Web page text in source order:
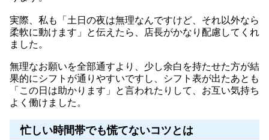
実際、私も「土日の夜は無理なんですけど、それ以外なら
柔軟に動けます」と伝えたら、店長がかなり配慮してくれ
ました。
無理なお願いを全部通すより、少し余白を持たせた方が結
果的にシフトが通りやすいですし、シフト表が出たあとも
「この日は助かります」と言われたりして、お互い気持ち
よく働けました。
忙しい時間帯でも慌てないコツとは